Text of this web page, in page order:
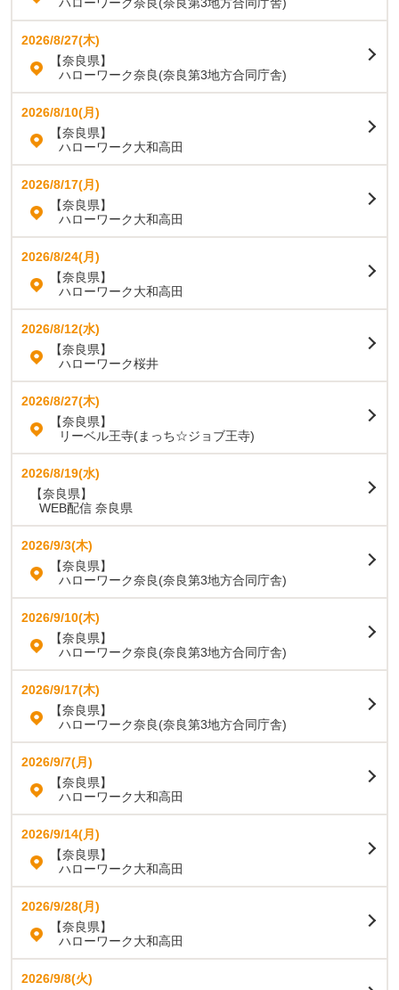
2026/8/27(木)
【奈良県】
ハローワーク奈良(奈良第3地方合同庁舎)
2026/8/10(月)
【奈良県】
ハローワーク大和高田
2026/8/17(月)
【奈良県】
ハローワーク大和高田
2026/8/24(月)
【奈良県】
ハローワーク大和高田
2026/8/12(水)
【奈良県】
ハローワーク桜井
2026/8/27(木)
【奈良県】
リーベル王寺(まっち☆ジョブ王寺)
2026/8/19(水)
【奈良県】
WEB配信 奈良県
2026/9/3(木)
【奈良県】
ハローワーク奈良(奈良第3地方合同庁舎)
2026/9/10(木)
【奈良県】
ハローワーク奈良(奈良第3地方合同庁舎)
2026/9/17(木)
【奈良県】
ハローワーク奈良(奈良第3地方合同庁舎)
2026/9/7(月)
【奈良県】
ハローワーク大和高田
2026/9/14(月)
【奈良県】
ハローワーク大和高田
2026/9/28(月)
【奈良県】
ハローワーク大和高田
2026/9/8(火)